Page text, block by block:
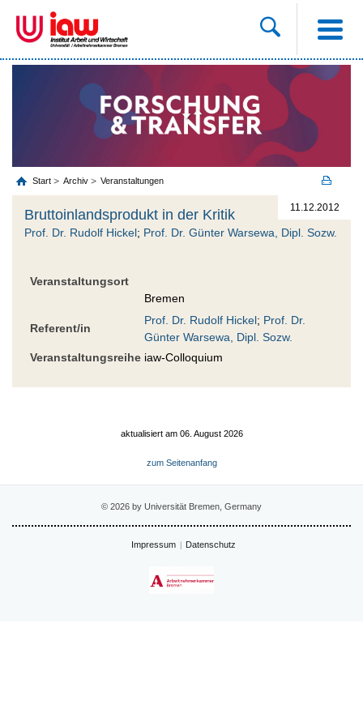
Start Archiv Veranstaltungen
11.12.2012
Bruttoinlandsprodukt in der Kritik
Prof. Dr. Rudolf Hickel; Prof. Dr. Günter Warsewa, Dipl. Sozw.
Veranstaltungsort
Bremen
Referent/in
Prof. Dr. Rudolf Hickel; Prof. Dr.
Günter Warsewa, Dipl. Sozw.
Veranstaltungsreihe iaw-Colloquium
aktualisiert am 06. August 2026
zum Seitenanfang
© 2026 by Universität Bremen, Germany
Impressum Datenschutz